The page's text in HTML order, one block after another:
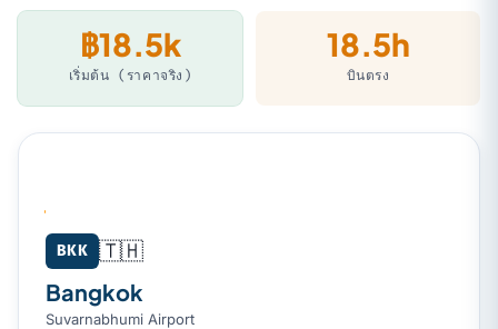
฿18.5k
เริ่มต้น (ราคาจริง)
18.5h
บินตรง
Bangkok (BKK) → New York (JFK)
BKK 🇹🇭
Bangkok
Suvarnabhumi Airport